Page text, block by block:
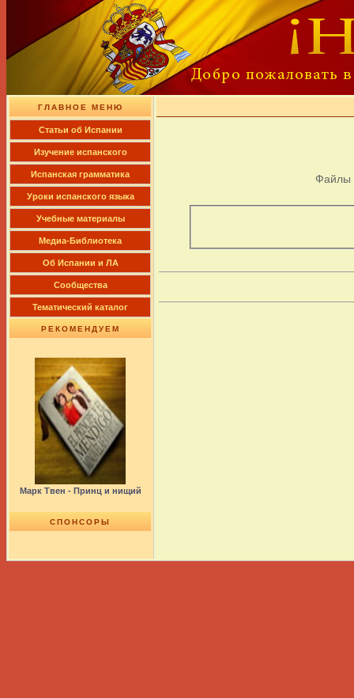
ГЛАВНОЕ МЕНЮ
Cтатьи об Испании
Изучение испанского
Испанская грамматика
Уроки испанского языка
Учебные материалы
Медиа-Библиотека
Об Испании и ЛА
Сообщества
Тематический каталог
РЕКОМЕНДУЕМ
Марк Твен - Принц и нищий
СПОНСОРЫ
Файлы